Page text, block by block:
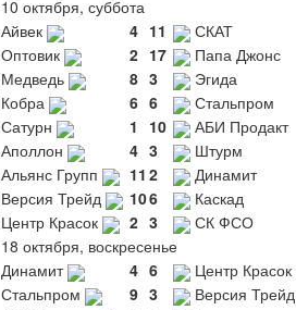
10 октября, суббота
Айвек
4 11 СКАТ
Оптовик
2 17 Папа Джонс
Медведь
8 3 Эгида
Кобра
6 6 Стальпром
Сатурн
1 10 АБИ Продакт
Аполлон
4 3 Штурм
Альянс Групп
11 2 Динамит
Версия Трейд
106 Каскад
Центр Красок
2 3 СК ФСО
18 октября, воскресенье
Динамит
4 6 Центр Красок
Стальпром
9 3 Версия Трейд